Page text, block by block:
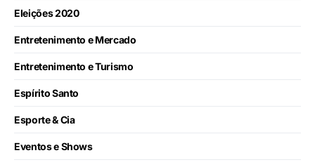
Eleições 2020
Entretenimento e Mercado
Entretenimento e Turismo
Espírito Santo
Esporte & Cia
Eventos e Shows